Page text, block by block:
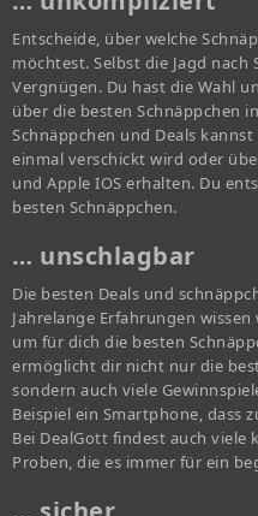
Entscheide, über welche
möchtest. Selbst die Jagd
Vergnügen. Du hast die Wahl
über die besten Schnäppchen
Schnäppchen und Deals
einmal verschickt wird oder
und Apple IOS erhalten. Du
besten Schnäppchen.
… unschlagbar
Die besten Deals und
Jahrelange Erfahrungen
um für dich die besten
ermöglicht dir nicht nur die
sondern auch viele
Beispiel ein Smartphone, dass
Bei DealGott findest auch viele
Proben, die es immer für ein